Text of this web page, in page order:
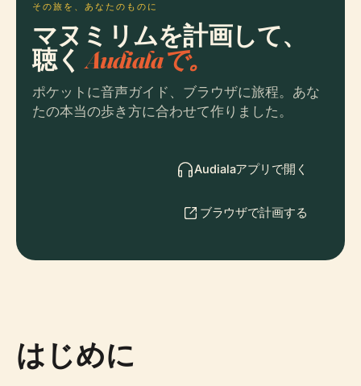
その旅を、あなたのものに
マヌミリムを計画して、
聴くAudialaで。
ポケットに音声ガイド、ブラウザに旅程。あな
たの本当の歩き方に合わせて作りました。
Audialaアプリで開く
ブラウザで計画する
はじめに